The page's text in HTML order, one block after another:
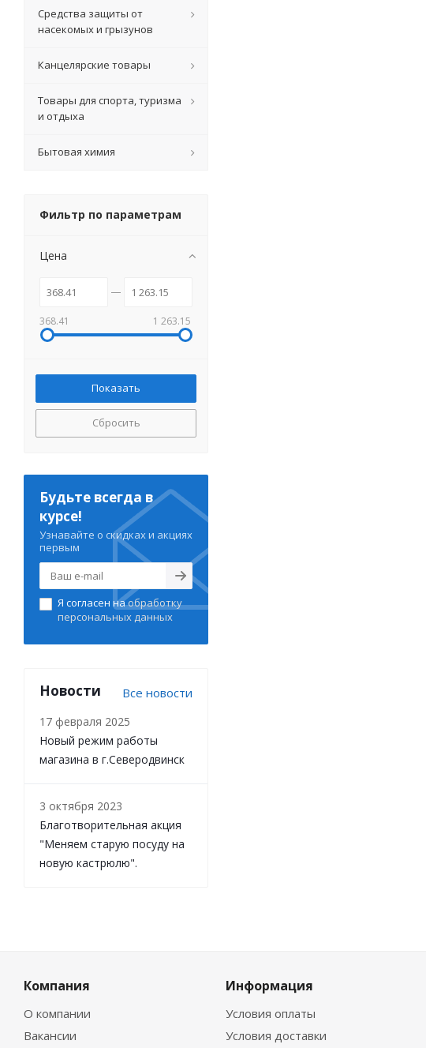
Средства защиты от
насекомых и грызунов
Канцелярские товары
Товары для спорта, туризма
и отдыха
Бытовая химия
Фильтр по параметрам
Цена
368.41 1 263.15
Сбросить
Будьте всегда в
курсе!
Узнавайте о скидках и акциях
первым
Я согласен наобработку
персональных данных
Новости Все новости
17 февраля 2025
Новый режим работы
магазина в г.Северодвинск
3 октября 2023
Благотворительная акция
"Меняем старую посуду на
новую кастрюлю".
Компания
О компании
Вакансии
Информация
Условия оплаты
Условия доставки